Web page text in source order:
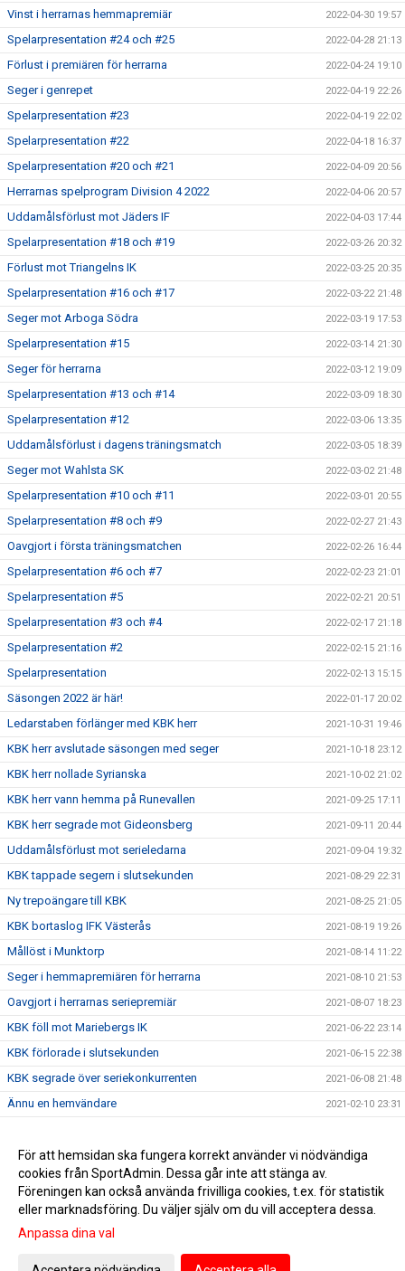
Vinst i herrarnas hemmapremiär 2022-04-30 19:57
Spelarpresentation #24 och #25 2022-04-28 21:13
Förlust i premiären för herrarna 2022-04-24 19:10
Seger i genrepet 2022-04-19 22:26
Spelarpresentation #23 2022-04-19 22:02
Spelarpresentation #22 2022-04-18 16:37
Spelarpresentation #20 och #21 2022-04-09 20:56
Herrarnas spelprogram Division 4 2022 2022-04-06 20:57
Uddamålsförlust mot Jäders IF 2022-04-03 17:44
Spelarpresentation #18 och #19 2022-03-26 20:32
Förlust mot Triangelns IK 2022-03-25 20:35
Spelarpresentation #16 och #17 2022-03-22 21:48
Seger mot Arboga Södra 2022-03-19 17:53
Spelarpresentation #15 2022-03-14 21:30
Seger för herrarna 2022-03-12 19:09
Spelarpresentation #13 och #14 2022-03-09 18:30
Spelarpresentation #12 2022-03-06 13:35
Uddamålsförlust i dagens träningsmatch 2022-03-05 18:39
Seger mot Wahlsta SK 2022-03-02 21:48
Spelarpresentation #10 och #11 2022-03-01 20:55
Spelarpresentation #8 och #9 2022-02-27 21:43
Oavgjort i första träningsmatchen 2022-02-26 16:44
Spelarpresentation #6 och #7 2022-02-23 21:01
Spelarpresentation #5 2022-02-21 20:51
Spelarpresentation #3 och #4 2022-02-17 21:18
Spelarpresentation #2 2022-02-15 21:16
Spelarpresentation 2022-02-13 15:15
Säsongen 2022 är här! 2022-01-17 20:02
Ledarstaben förlänger med KBK herr 2021-10-31 19:46
KBK herr avslutade säsongen med seger 2021-10-18 23:12
KBK herr nollade Syrianska 2021-10-02 21:02
KBK herr vann hemma på Runevallen 2021-09-25 17:11
KBK herr segrade mot Gideonsberg 2021-09-11 20:44
Uddamålsförlust mot serieledarna 2021-09-04 19:32
KBK tappade segern i slutsekunden 2021-08-29 22:31
Ny trepoängare till KBK 2021-08-25 21:05
KBK bortaslog IFK Västerås 2021-08-19 19:26
Mållöst i Munktorp 2021-08-14 11:22
Seger i hemmapremiären för herrarna 2021-08-10 21:53
Oavgjort i herrarnas seriepremiär 2021-08-07 18:23
KBK föll mot Mariebergs IK 2021-06-22 23:14
KBK förlorade i slutsekunden 2021-06-15 22:38
KBK segrade över seriekonkurrenten 2021-06-08 21:48
Ännu en hemvändare 2021-02-10 23:31
Nyförvärv #2 2020-12-08 20:02
Nyförvärv till seniorlaget! 2020-12-06 14:37
Gå till Webbversion
För att hemsidan ska fungera korrekt använder vi nödvändiga
cookies från SportAdmin. Dessa går inte att stänga av.
Föreningen kan också använda frivilliga cookies, t.ex. för statistik
eller marknadsföring. Du väljer själv om du vill acceptera dessa.
Anpassa dina val